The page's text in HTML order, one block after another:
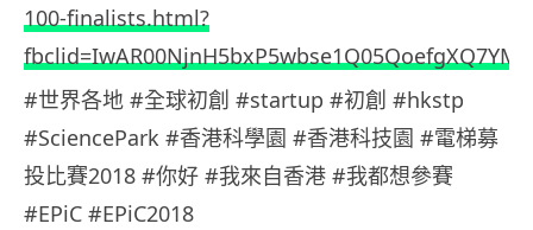
100-finalists.html?
#世界各地 #全球初創 #startup #初創 #hkstp
#SciencePark #香港科學園 #香港科技園 #電梯募
投比賽2018 #你好 #我來自香港 #我都想參賽
#EPiC #EPiC2018